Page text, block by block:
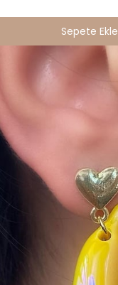
Sepete Ekle